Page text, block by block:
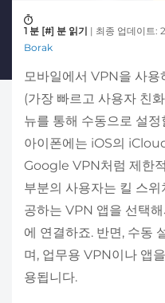
1 분 [#] 분 읽기 | 최종 업데이트:
Borak
모바일에서 VPN을 사
(가장 빠르고 사용자 친
뉴를 통해 수동으로 설
아이폰에는 iOS의
Google VPN처럼 제한
부분의 사용자는 킬 스
공하는 VPN 앱을 선택
에 연결하죠. 반면, 수동
며, 업무용 VPN이나 앱
용됩니다.